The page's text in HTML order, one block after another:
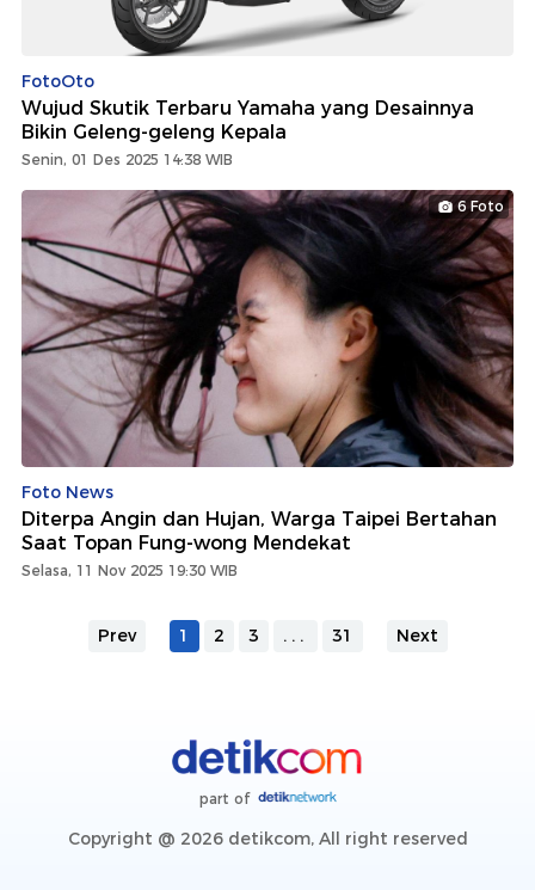
FotoOto
Wujud Skutik Terbaru Yamaha yang Desainnya
Bikin Geleng-geleng Kepala
Senin, 01 Des 2025 14:38 WIB
6 Foto
Foto News
Diterpa Angin dan Hujan, Warga Taipei Bertahan
Saat Topan Fung-wong Mendekat
Selasa, 11 Nov 2025 19:30 WIB
Prev 1 2 3 ... 31 Next
part of
Copyright @ 2026 detikcom, All right reserved